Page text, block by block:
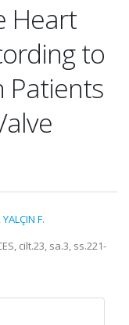
Heart
to
Patients
,YALÇIN F.
cilt.23, sa.3, ss.221-